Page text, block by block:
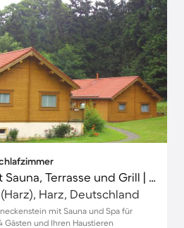
Toller Bungalow mit Sauna, Terrasse und Grill | Naturblick | Haustierfreundlich
Harz, Deutschland
mit Sauna und Spa für
Gästen und Ihren Haustieren